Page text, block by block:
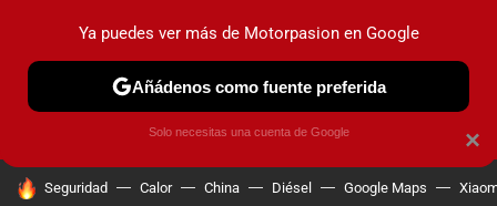
PRUEBAS COCHES ELÉCTRICOS OBSERVATORIO
HOY SE HABLA DE
Seguridad Calor China Diésel Google Maps
×
Ya puedes ver más de Motorpasion en Google
Añádenos como fuente preferida
Solo necesitas una cuenta de Google